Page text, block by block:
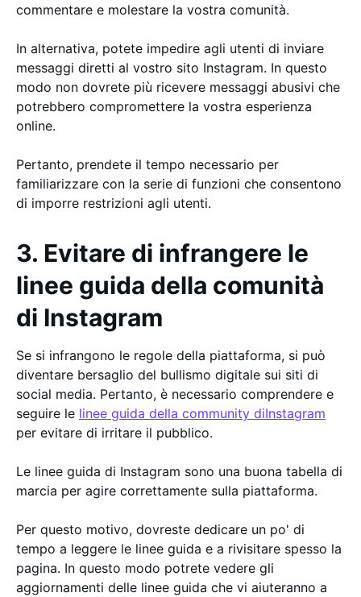
commentare e molestare la vostra comunità.
In alternativa, potete impedire agli utenti di inviare
messaggi diretti al vostro sito Instagram. In questo
modo non dovrete più ricevere messaggi abusivi che
potrebbero compromettere la vostra esperienza
online.
Pertanto, prendete il tempo necessario per
familiarizzare con la serie di funzioni che consentono
di imporre restrizioni agli utenti.
3. Evitare di infrangere le
linee guida della comunità
di Instagram
Se si infrangono le regole della piattaforma, si può
diventare bersaglio del bullismo digitale sui siti di
social media. Pertanto, è necessario comprendere e
seguire le linee guida della community diInstagram
per evitare di irritare il pubblico.
Le linee guida di Instagram sono una buona tabella di
marcia per agire correttamente sulla piattaforma.
Per questo motivo, dovreste dedicare un po' di
tempo a leggere le linee guida e a rivisitare spesso la
pagina. In questo modo potrete vedere gli
aggiornamenti delle linee guida che vi aiuteranno a